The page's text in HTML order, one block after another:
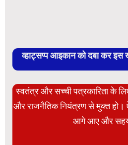
व्हाट्सप्प आइकान को दबा कर
स्वतंत्र और सच्ची पत्रकारिता के
और राजनैतिक नियंत्रण से मुक्त हो।
आगे आए और